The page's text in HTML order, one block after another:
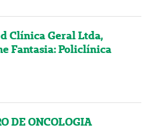
Clínica Geral Ltda,
Fantasia: Policlínica
DE ONCOLOGIA